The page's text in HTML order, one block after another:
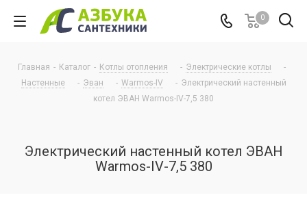
0
Главная - Каталог - Котлы отопления - Электрические котлы
-
Настенные
- Эван - Warmos-IV - Электрический настенный
котел ЭВАН Warmos-IV-7,5 380
Электрический настенный котел ЭВАН
Warmos-IV-7,5 380